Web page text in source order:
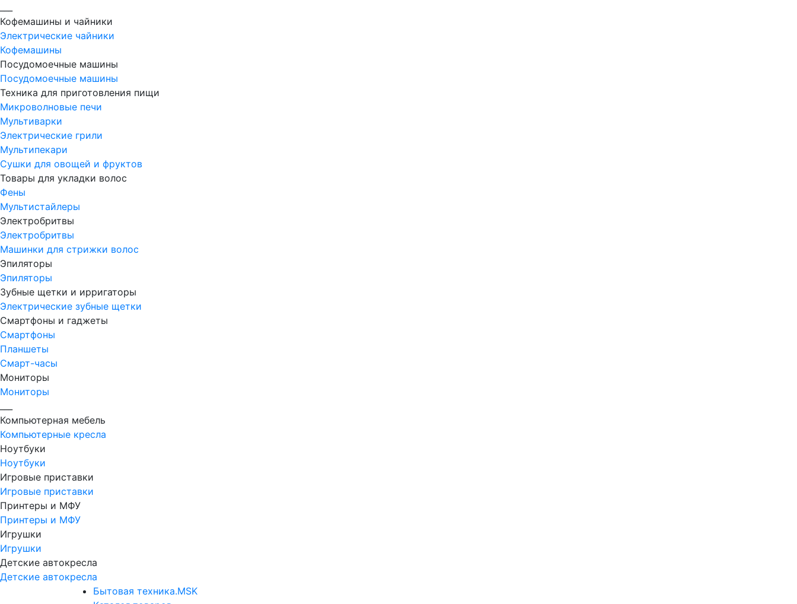
Кофемашины и чайники
Электрические чайники
Кофемашины
Посудомоечные машины
Посудомоечные машины
Техника для приготовления пищи
Микроволновые печи
Мультиварки
Электрические грили
Мультипекари
Сушки для овощей и фруктов
Товары для укладки волос
Фены
Мультистайлеры
Электробритвы
Электробритвы
Машинки для стрижки волос
Эпиляторы
Эпиляторы
Зубные щетки и ирригаторы
Электрические зубные щетки
Смартфоны и гаджеты
Смартфоны
Планшеты
Смарт-часы
Мониторы
Мониторы
Компьютерная мебель
Компьютерные кресла
Ноутбуки
Ноутбуки
Игровые приставки
Игровые приставки
Принтеры и МФУ
Принтеры и МФУ
Игрушки
Игрушки
Детские автокресла
Детские автокресла
Бытовая техника.MSK